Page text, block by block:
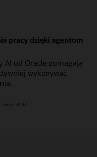
pracy dzięki agentom
AI od Oracle pomagają
wykonywać
HCM